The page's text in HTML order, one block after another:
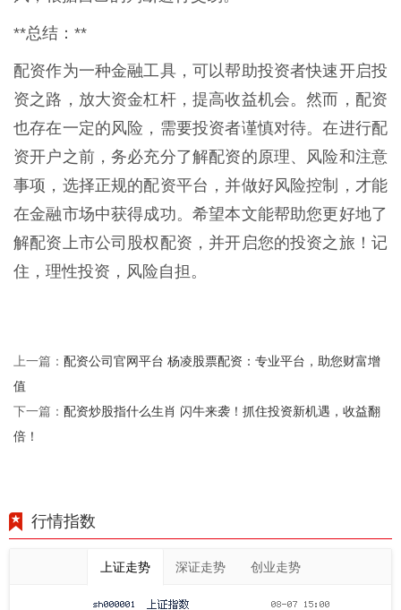
**总结：**
配资作为一种金融工具，可以帮助投资者快速开启投
资之路，放大资金杠杆，提高收益机会。然而，配资
也存在一定的风险，需要投资者谨慎对待。在进行配
资开户之前，务必充分了解配资的原理、风险和注意
事项，选择正规的配资平台，并做好风险控制，才能
在金融市场中获得成功。希望本文能帮助您更好地了
解配资上市公司股权配资，并开启您的投资之旅！记
住，理性投资，风险自担。
上一篇： 配资公司官网平台 杨凌股票配资：专业平台，助您财富增
值
下一篇： 配资炒股指什么生肖 闪牛来袭！抓住投资新机遇，收益翻
倍！
行情指数
上证走势 深证走势 创业走势